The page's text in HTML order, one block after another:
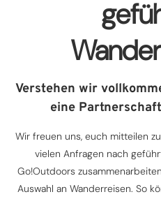
Verstehen wir
eine
Wir freuen uns, euch mitteilen
vielen Anfragen nach
Go!Outdoors
Auswahl an Wanderreisen. So